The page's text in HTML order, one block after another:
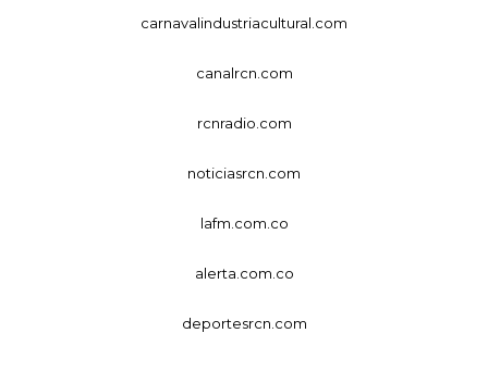
carnavalindustriacultural.com
canalrcn.com
rcnradio.com
noticiasrcn.com
lafm.com.co
alerta.com.co
deportesrcn.com